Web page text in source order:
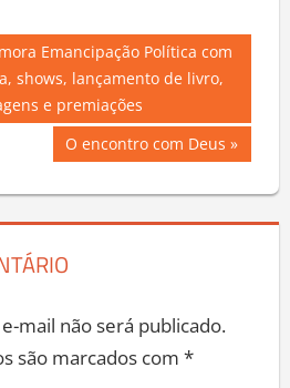
Emancipação Política com
shows, lançamento de livro,
e premiações
Next
O encontro com Deus
mail não será publicado.
são marcados com *